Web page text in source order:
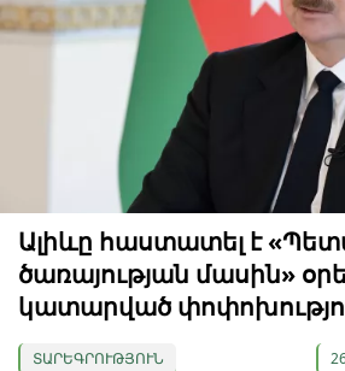
Ալիևը հաստատել է
ծառայության մասին»
կատարված
ՏԱՐԵԳՐՈՒԹՅՈՒՆ